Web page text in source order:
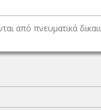
από πνευματικά